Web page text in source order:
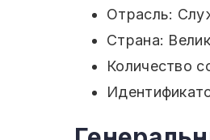
Отрасль:
Страна:
Количество